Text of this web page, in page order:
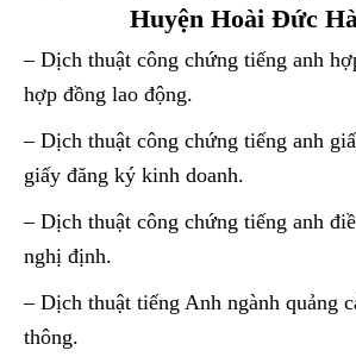
Huyện Hoài Đức
– Dịch thuật công chứng tiếng anh
hợp đồng lao động.
– Dịch thuật công chứng tiếng anh
giấy đăng ký kinh doanh.
– Dịch thuật công chứng tiếng anh
nghị định.
– Dịch thuật tiếng Anh ngành quảng
thông.